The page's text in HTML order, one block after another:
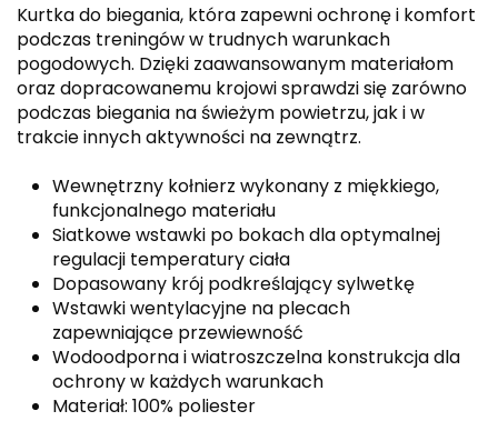
Kurtka do biegania, która zapewni ochronę i komfort
podczas treningów w trudnych warunkach
pogodowych. Dzięki zaawansowanym materiałom
oraz dopracowanemu krojowi sprawdzi się zarówno
podczas biegania na świeżym powietrzu, jak i w
trakcie innych aktywności na zewnątrz.
Wewnętrzny kołnierz wykonany z miękkiego,
funkcjonalnego materiału
Siatkowe wstawki po bokach dla optymalnej
regulacji temperatury ciała
Dopasowany krój podkreślający sylwetkę
Wstawki wentylacyjne na plecach
zapewniające przewiewność
Wodoodporna i wiatroszczelna konstrukcja dla
ochrony w każdych warunkach
Materiał: 100% poliester